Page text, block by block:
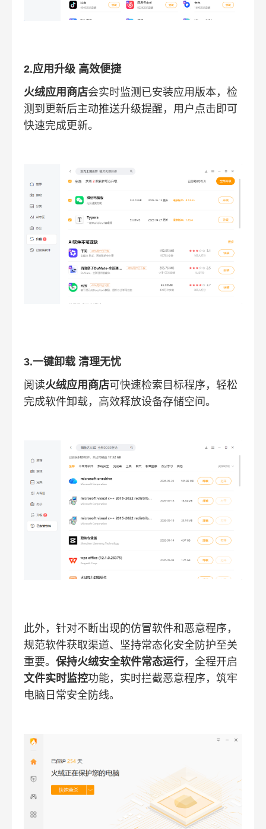
2.应用升级 高效便捷
火绒应用商店会实时监测已安装应用版本，检
测到更新后主动推送升级提醒，用户点击即可
快速完成更新。
3.一键卸载 清理无忧
阅读火绒应用商店可快速检索目标程序，轻松
完成软件卸载，高效释放设备存储空间。
此外，针对不断出现的仿冒软件和恶意程序，
规范软件获取渠道、坚持常态化安全防护至关
重要。 保持火绒安全软件常态运行，全程开启
文件实时监控功能，实时拦截恶意程序，筑牢
电脑日常安全防线。